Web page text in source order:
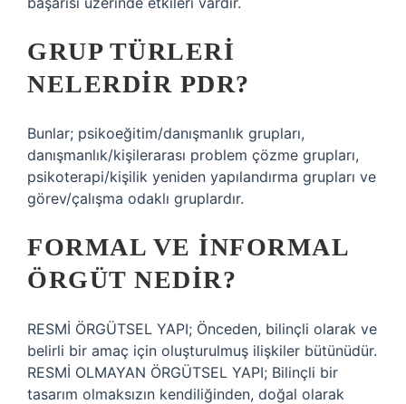
GRUP TÜRLERI
NELERDIR PDR?
Bunlar; psikoeğitim/danışmanlık grupları,
danışmanlık/kişilerarası problem çözme grupları,
psikoterapi/kişilik yeniden yapılandırma grupları ve
görev/çalışma odaklı gruplardır.
FORMAL VE INFORMAL
ÖRGÜT NEDIR?
RESMİ ÖRGÜTSEL YAPI; Önceden, bilinçli olarak ve
belirli bir amaç için oluşturulmuş ilişkiler bütünüdür.
RESMİ OLMAYAN ÖRGÜTSEL YAPI; Bilinçli bir
tasarım olmaksızın kendiliğinden, doğal olarak